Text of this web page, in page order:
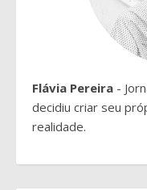
Flávia Pereira -
decidiu criar seu
realidade.